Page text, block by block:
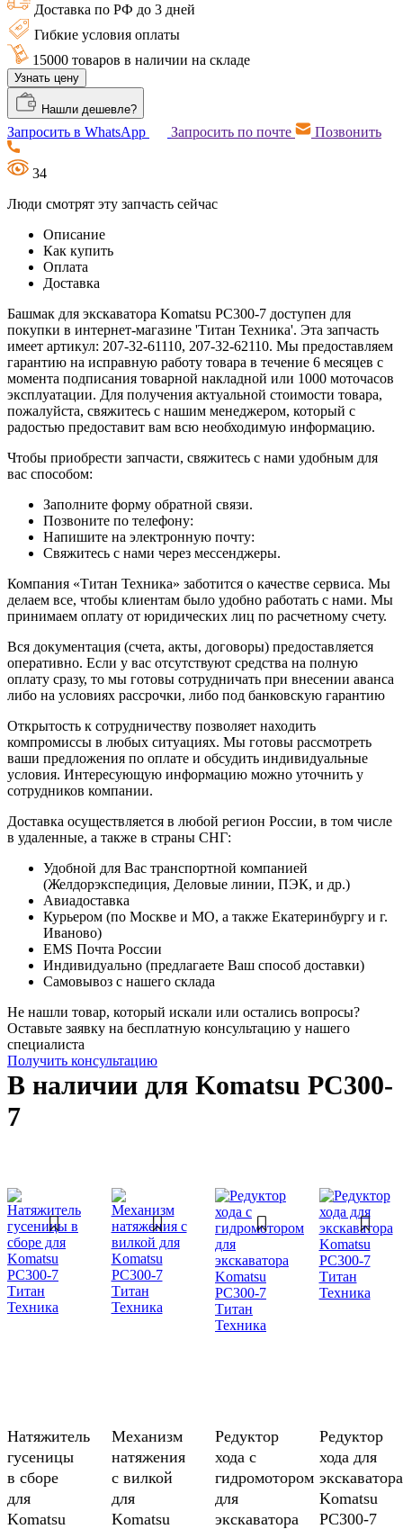
Доставка по РФ до 3 дней
Гибкие условия оплаты
15000 товаров в наличии на складе
Узнать цену
Нашли дешевле?
Запросить в WhatsApp Запросить по почте Позвонить
34
Люди смотрят эту запчасть сейчас
Описание
Как купить
Оплата
Доставка
Башмак для экскаватора Komatsu PC300-7 доступен для
покупки в интернет-магазине 'Титан Техника'. Эта запчасть
имеет артикул: 207-32-61110, 207-32-62110. Мы предоставляем
гарантию на исправную работу товара в течение 6 месяцев с
момента подписания товарной накладной или 1000 моточасов
эксплуатации. Для получения актуальной стоимости товара,
пожалуйста, свяжитесь с нашим менеджером, который с
радостью предоставит вам всю необходимую информацию.
Чтобы приобрести запчасти, свяжитесь с нами удобным для
вас способом:
Заполните форму обратной связи.
Позвоните по телефону:
Напишите на электронную почту:
Свяжитесь с нами через мессенджеры.
Компания «Титан Техника» заботится о качестве сервиса. Мы
делаем все, чтобы клиентам было удобно работать с нами. Мы
принимаем оплату от юридических лиц по расчетному счету.
Вся документация (счета, акты, договоры) предоставляется
оперативно. Если у вас отсутствуют средства на полную
оплату сразу, то мы готовы сотрудничать при внесении аванса
либо на условиях рассрочки, либо под банковскую гарантию
Открытость к сотрудничеству позволяет находить
компромиссы в любых ситуациях. Мы готовы рассмотреть
ваши предложения по оплате и обсудить индивидуальные
условия. Интересующую информацию можно уточнить у
сотрудников компании.
Доставка осуществляется в любой регион России, в том числе
в удаленные, а также в страны СНГ:
Удобной для Вас транспортной компанией
(Желдорэкспедиция, Деловые линии, ПЭК, и др.)
Авиадоставка
Курьером (по Москве и МО, а также Екатеринбургу и г.
Иваново)
EMS Почта России
Индивидуально (предлагаете Ваш способ доставки)
Самовывоз с нашего склада
Не нашли товар, который искали или остались вопросы?
Оставьте заявку на бесплатную консультацию у нашего
специалиста
Получить консультацию
В наличии для Komatsu PC300-
7
Натяжитель
гусеницы
в сборе
для
Komatsu
Механизм
натяжения
с вилкой
для
Komatsu
Редуктор
хода с
гидромотором
для
экскаватора
Редуктор
хода для
экскаватора
Komatsu
PC300-7